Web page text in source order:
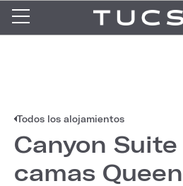
Todos los alojamientos
Canyon
camas Queen